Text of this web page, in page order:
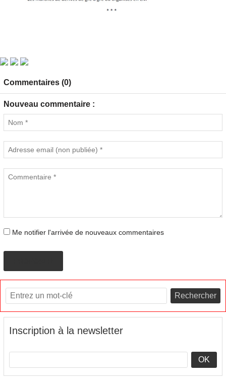
Commentaires (0)
Nouveau commentaire :
Me notifier l'arrivée de nouveaux commentaires
Rechercher
Inscription à la newsletter
OK